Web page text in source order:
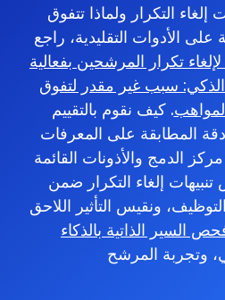
التكرار ولماذا تتفوق
الأدوات التقليدية، راجع
الذكي: سبب غير مقدر لتفوق
. كيف نقوم بالتقييم
المطابقة على المعرفات
الدمج والأذونات القائمة
إلغاء التكرار ضمن
ونقيس التأثير اللاحق
السير الذاتية بالذكاء